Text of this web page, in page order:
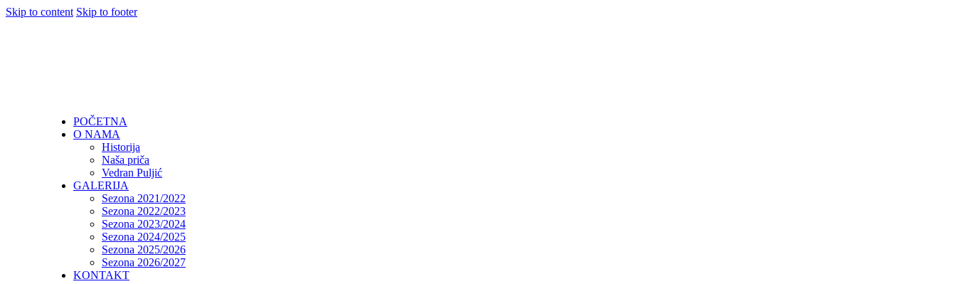
Skip to content Skip to footer
POČETNA
O NAMA
Historija
Naša priča
Vedran Puljić
GALERIJA
Sezona 2021/2022
Sezona 2022/2023
Sezona 2023/2024
Sezona 2024/2025
Sezona 2025/2026
Sezona 2026/2027
KONTAKT